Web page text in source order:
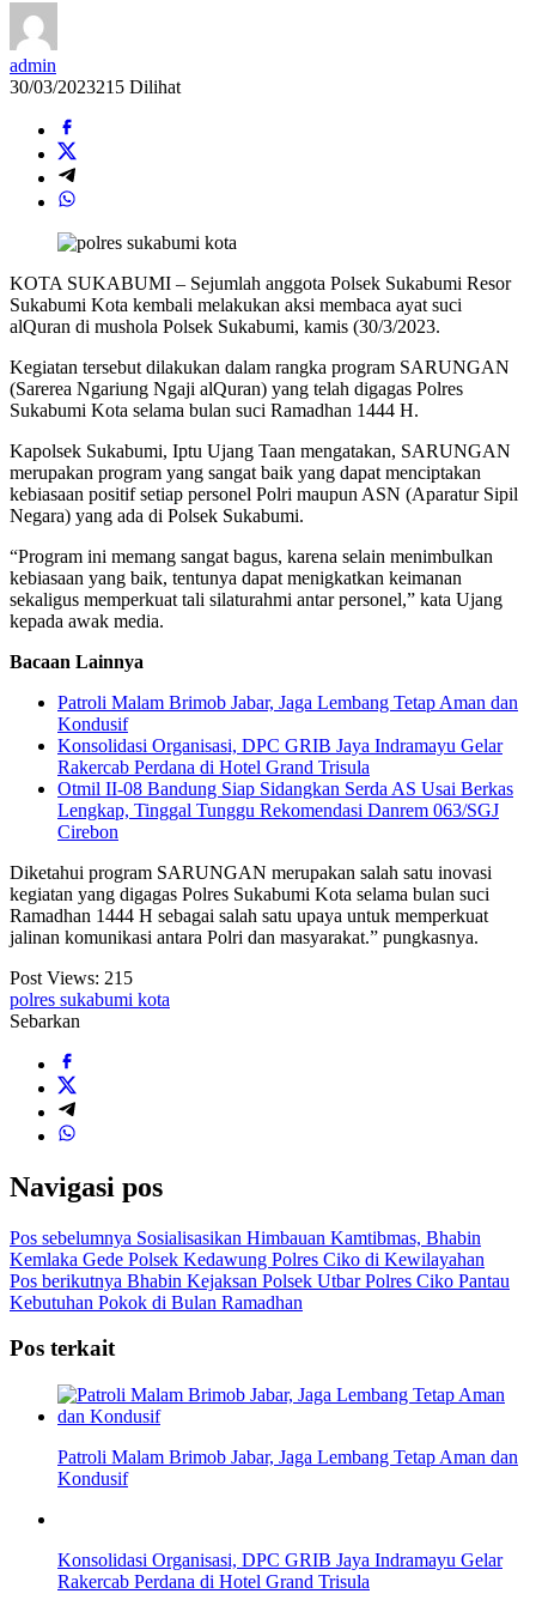
admin
30/03/2023215 Dilihat
KOTA SUKABUMI – Sejumlah anggota Polsek Sukabumi Resor
Sukabumi Kota kembali melakukan aksi membaca ayat suci
alQuran di mushola Polsek Sukabumi, kamis (30/3/2023.
Kegiatan tersebut dilakukan dalam rangka program SARUNGAN
(Sarerea Ngariung Ngaji alQuran) yang telah digagas Polres
Sukabumi Kota selama bulan suci Ramadhan 1444 H.
Kapolsek Sukabumi, Iptu Ujang Taan mengatakan, SARUNGAN
merupakan program yang sangat baik yang dapat menciptakan
kebiasaan positif setiap personel Polri maupun ASN (Aparatur Sipil
Negara) yang ada di Polsek Sukabumi.
“Program ini memang sangat bagus, karena selain menimbulkan
kebiasaan yang baik, tentunya dapat menigkatkan keimanan
sekaligus memperkuat tali silaturahmi antar personel,” kata Ujang
kepada awak media.
Bacaan Lainnya
Patroli Malam Brimob Jabar, Jaga Lembang Tetap Aman dan
Kondusif
Konsolidasi Organisasi, DPC GRIB Jaya Indramayu Gelar
Rakercab Perdana di Hotel Grand Trisula
Otmil II-08 Bandung Siap Sidangkan Serda AS Usai Berkas
Lengkap, Tinggal Tunggu Rekomendasi Danrem 063/SGJ
Cirebon
Diketahui program SARUNGAN merupakan salah satu inovasi
kegiatan yang digagas Polres Sukabumi Kota selama bulan suci
Ramadhan 1444 H sebagai salah satu upaya untuk memperkuat
jalinan komunikasi antara Polri dan masyarakat.” pungkasnya.
Post Views: 215
polres sukabumi kota
Sebarkan
Navigasi pos
Pos sebelumnya Sosialisasikan Himbauan Kamtibmas, Bhabin
Kemlaka Gede Polsek Kedawung Polres Ciko di Kewilayahan
Pos berikutnya Bhabin Kejaksan Polsek Utbar Polres Ciko Pantau
Kebutuhan Pokok di Bulan Ramadhan
Pos terkait
Patroli Malam Brimob Jabar, Jaga Lembang Tetap Aman dan
Kondusif
Konsolidasi Organisasi, DPC GRIB Jaya Indramayu Gelar
Rakercab Perdana di Hotel Grand Trisula